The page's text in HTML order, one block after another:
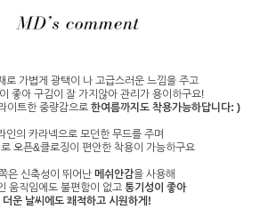
로 가볍게 광택이 나 고급스러운 느낌을 주고
좋아 구김이 잘 가지않아 관리가 용이하구요!
이트한 중량감으로 한여름까지도 착용가능하답니다: )
인의 카라넥으로 모던한 무드를 주며
오픈&클로징이 편안한 착용이 가능하구요
은 신축성이 뛰어난 메쉬안감을 사용해
움직임에도 불편함이 없고 통기성이 좋아
더운 날씨에도 쾌적하고 시원하게!